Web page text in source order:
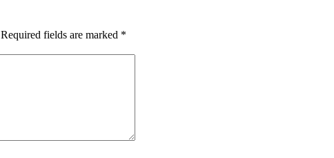
Required fields are marked *